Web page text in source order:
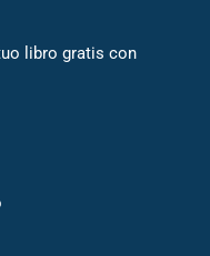
libro gratis con